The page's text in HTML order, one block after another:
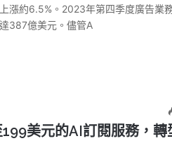
漲約6.5%。2023年第四季度廣告業
387億美元。儘管A
美元的AI訂閱服務，轉